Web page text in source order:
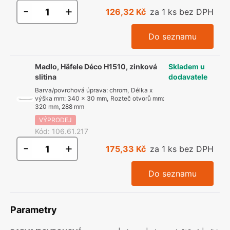
- + 126,32 Kč za 1 ks bez DPH
Do seznamu
Madlo, Häfele Déco H1510, zinková
slitina
Barva/povrchová úprava: chrom, Délka x
výška mm: 340 x 30 mm, Rozteč otvorů mm:
320 mm, 288 mm
VÝPRODEJ
Kód: 106.61.217
Skladem u
dodavatele
- + 175,33 Kč za 1 ks bez DPH
Do seznamu
Parametry